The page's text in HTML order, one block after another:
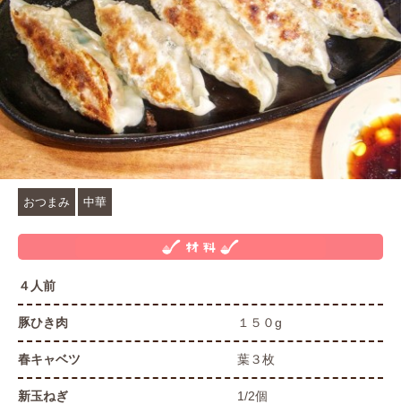
おつまみ 中華
４人前
豚ひき肉 １５０g
春キャベツ 葉３枚
新玉ねぎ 1/2個